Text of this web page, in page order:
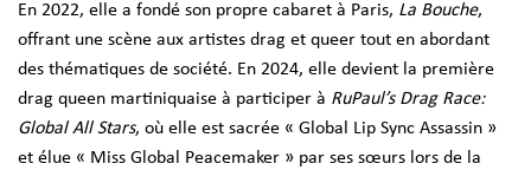
En 2022, elle a fondé son propre cabaret à Paris, La Bouche,
offrant une scène aux artistes drag et queer tout en abordant
des thématiques de société. En 2024, elle devient la première
drag queen martiniquaise à participer à RuPaul’s Drag Race:
Global All Stars, où elle est sacrée « Global Lip Sync Assassin »
et élue « Miss Global Peacemaker » par ses sœurs lors de la